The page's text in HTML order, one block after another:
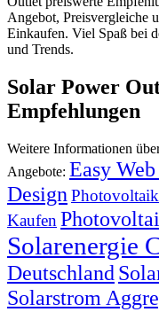
Angebot, Preisvergleiche
Einkaufen. Viel Spaß bei
und Trends.
Solar Power
Empfehlungen
Weitere Informationen
Angebote: Easy
Design
Kaufen
Solarenergie
Deutschland
Solarstrom